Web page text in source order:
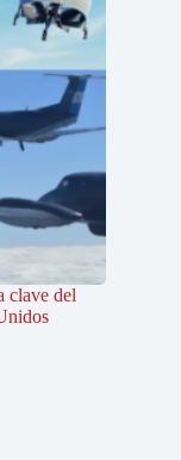
clave del